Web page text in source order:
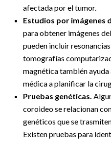
afectada por el tumor.
Estudios por imágenes
para obtener imágenes
pueden incluir
tomografías
magnética también
médica a planificar la
Pruebas genéticas.
coroideo se relacionan
genéticos que se
Existen pruebas para